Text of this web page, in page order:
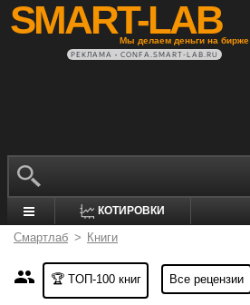
SMART-LAB
Мы делаем деньги на бирже
РЕКЛАМА • CONFA.SMART-LAB.RU
КОТИРОВКИ
Смартлаб > Книги
🏆 TOП-100 книг Все рецензии